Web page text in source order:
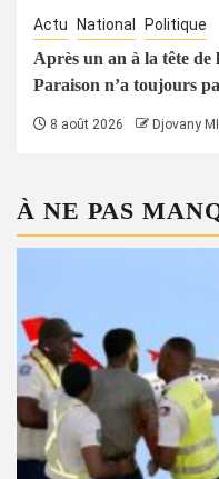
Actu National Politique
Après un an à la tête
Paraison n’a toujours
8 août 2026 Djovany
À NE PAS